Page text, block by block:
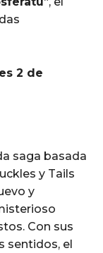
2 de
saga basada
y Tails
y
Con sus
sentidos, el